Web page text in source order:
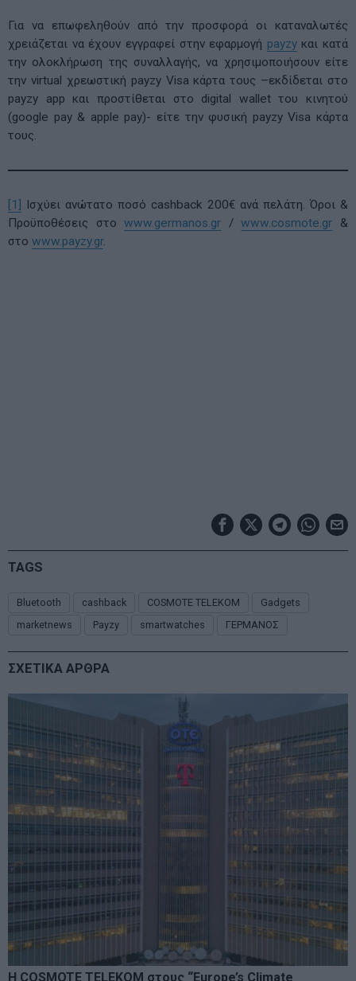
Για να επωφεληθούν από την προσφορά οι καταναλωτές
χρειάζεται να έχουν εγγραφεί στην εφαρμογή payzyκαι κατά
την ολοκλήρωση της συναλλαγής, να χρησιμοποιήσουν είτε
την virtual χρεωστική payzy Visa κάρτα τους –εκδίδεται στο
payzy app και προστίθεται στο digital wallet του κινητού
(google pay & apple pay)- είτε την φυσική payzy Visa κάρτα
τους.
[1] Ισχύει ανώτατο ποσό cashback 200€ ανά πελάτη. Όροι &
Προϋποθέσεις στοwww.germanos.gr /www.cosmote.gr &
στο www.payzy.gr.
TAGS
Bluetooth cashback COSMOTE TELEKOM
Gadgets
marketnews
Payzy smartwatches ΓΕΡΜΑΝΟΣ
ΣΧΕΤΙΚΑ ΑΡΘΡΑ
Η COSMOTE TELEKOM στους “Europe’s Climate